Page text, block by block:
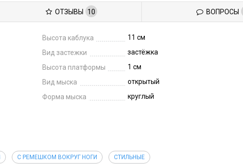
ОТЗЫВЫ 10 ВОПРОСЫ
Высота каблука
11 см
Вид застежки
застёжка
Высота платформы
1 см
Вид мыска
открытый
Форма мыска
круглый
С РЕМЕШКОМ ВОКРУГ НОГИ СТИЛЬНЫЕ